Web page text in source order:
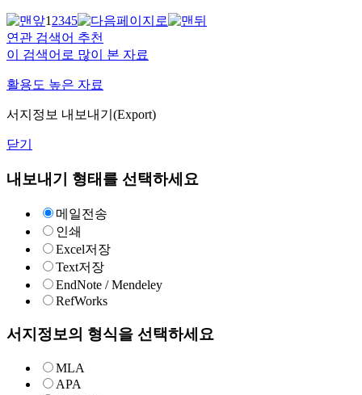
12345
연관 검색어 추천
이 검색어로 많이 본 자료
활용도 높은 자료
서지정보 내보내기(Export)
닫기
내보내기 형태를 선택하세요
메일전송
인쇄
Excel저장
Text저장
EndNote / Mendeley
RefWorks
서지정보의 형식을 선택하세요
MLA
APA